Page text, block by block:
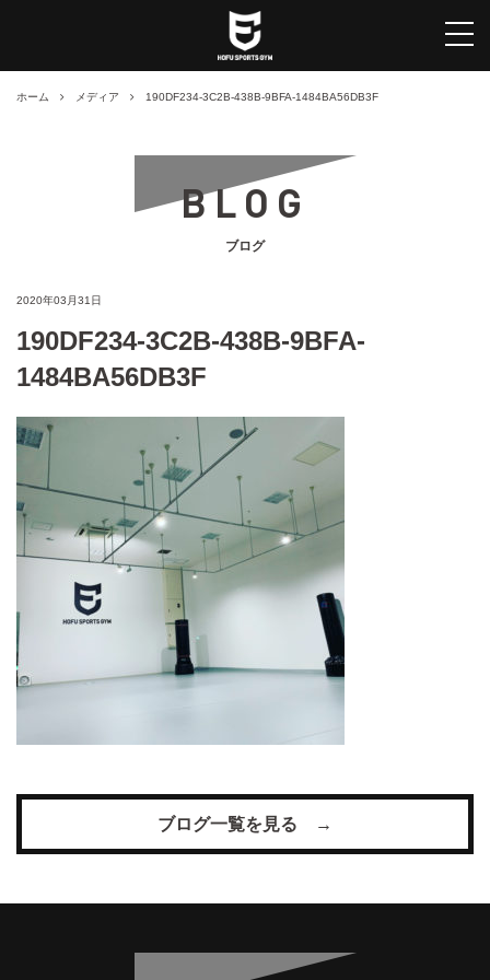
ホーム メディア 190DF234-3C2B-438B-9BFA-1484BA56DB3F
BLOG
ブログ
2020年03月31日
190DF234-3C2B-438B-9BFA-
1484BA56DB3F
ブログ一覧を見る →